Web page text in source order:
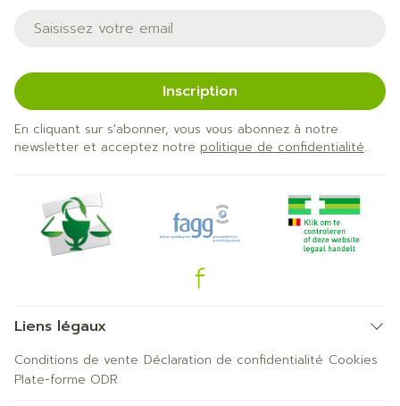
Adresse mail
Inscription
En cliquant sur s'abonner, vous vous abonnez à notre
newsletter et acceptez notre politique de confidentialité.
Liens légaux
Conditions de vente Déclaration de confidentialité Cookies
Plate-forme ODR